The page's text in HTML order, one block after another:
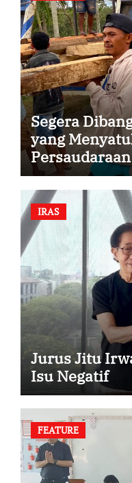
Segera
yang
IRAS
Jurus Jitu
Isu Negatif
FEATURE